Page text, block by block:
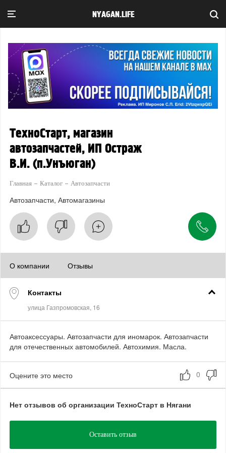
NYAGAN.LIFE
ТехноСтарт, магазин
автозапчастей, ИП Остраж
В.И. (п.Унъюган)
Главная Каталог Автозапчасти
Автозапчасти Автомагазины
О компании Отзывы
Контакты
Автоаксессуары. Автозапчасти для иномарок. Автозапчасти
для отечественных автомобилей. Автохимия. Масла.
Оцените это место
Нет отзывов об организации ТехноСтарт в Нягани
Оставить отзыв